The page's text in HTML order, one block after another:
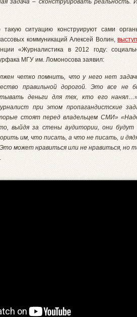
задача – сконструировать реальность.
такую ситуацию конструируют сами
коммуникаций Алексей Волин,
«Журналистика в 2012 году:
МГУ им. Ломоносова заявил:
четко помнить, что у него нет
правильной дорогой. Это все не
деньги для тех, кто его
при этом пропагандистские
стоят перед владельцем СМИ»
выйдя за стены аудитории, они
им, что писать, а что не писать, и
может нравиться или не нравиться, но
.